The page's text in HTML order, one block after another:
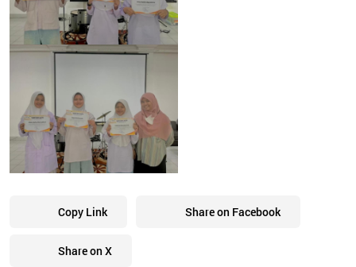
Copy Link Share on Facebook
Share on X